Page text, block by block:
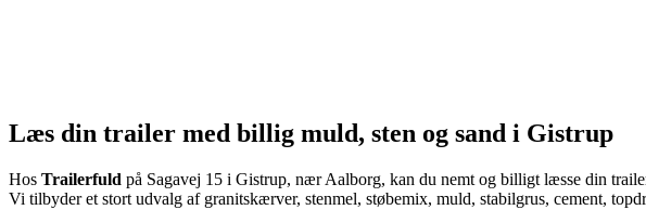
Læs din trailer med billig muld, sten og sand i Gistrup
Hos Trailerfuld på Sagavej 15 i Gistrup, nær Aalborg, kan du nemt og billigt læsse din
Vi tilbyder et stort udvalg af granitskærver, stenmel, støbemix, muld, stabilgrus, cement,